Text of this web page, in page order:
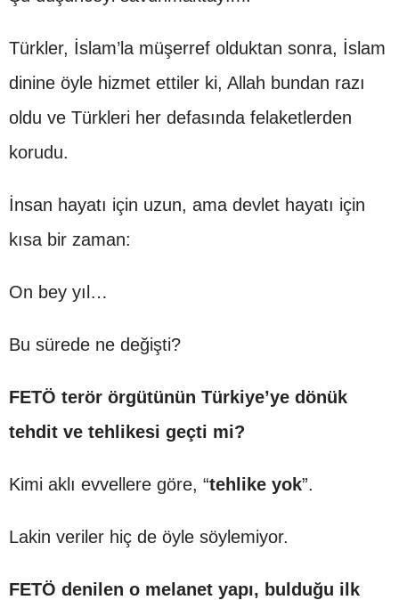
Türkler, İslam’la müşerref olduktan sonra, İslam
dinine öyle hizmet ettiler ki, Allah bundan razı
oldu ve Türkleri her defasında felaketlerden
korudu.
İnsan hayatı için uzun, ama devlet hayatı için
kısa bir zaman:
On bey yıl…
Bu sürede ne değişti?
FETÖ terör örgütünün Türkiye’ye dönük
tehdit ve tehlikesi geçti mi?
Kimi aklı evvellere göre, “tehlike yok”.
Lakin veriler hiç de öyle söylemiyor.
FETÖ denilen o melanet yapı, bulduğu ilk